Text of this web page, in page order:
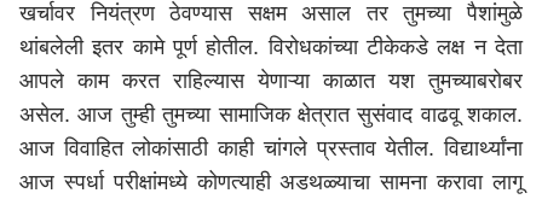
खर्चावर नियंत्रण ठेवण्यास सक्षम असाल तर तुमच्या पैशांमुळे
थांबलेली इतर कामे पूर्ण होतील. विरोधकांच्या टीकेकडे लक्ष न देता
आपले काम करत राहिल्यास येणाऱ्या काळात यश तुमच्याबरोबर
असेल. आज तुम्ही तुमच्या सामाजिक क्षेत्रात सुसंवाद वाढवू शकाल.
आज विवाहित लोकांसाठी काही चांगले प्रस्ताव येतील. विद्यार्थ्यांना
आज स्पर्धा परीक्षांमध्ये कोणत्याही अडथळ्याचा सामना करावा लागू